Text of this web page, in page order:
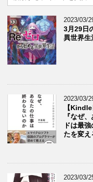
2023/03/
3月29日
異世界
2023/03/
【
『なぜ
ドは最
たを変
2023/03/